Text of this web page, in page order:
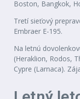
Boston, Bangkok,
Tretí sieťový
Embraer E-195.
Na letnú
(Heraklion, Rodos,
Cypre (Larnaca).